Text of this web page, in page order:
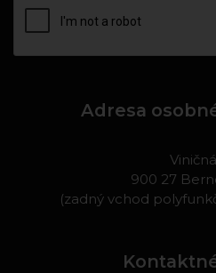
Adresa
900 27
(zadný vchod